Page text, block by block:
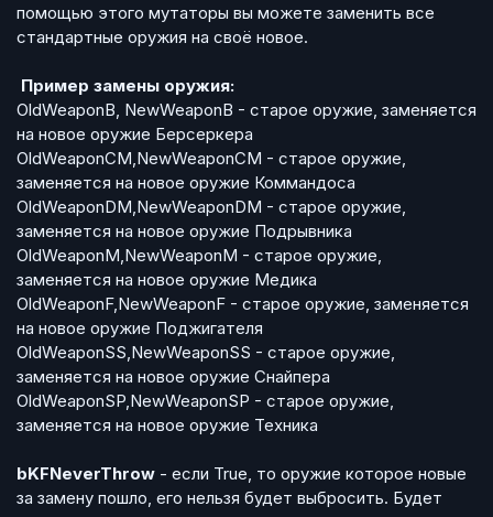
помощью этого мутаторы вы можете заменить все
стандартные оружия на своё новое.
Пример замены оружия:
OldWeaponB, NewWeaponB - старое оружие, заменяется
на новое оружие Берсеркера
OldWeaponCM,NewWeaponCM - старое оружие,
заменяется на новое оружие Коммандоса
OldWeaponDM,NewWeaponDM - старое оружие,
заменяется на новое оружие Подрывника
OldWeaponM,NewWeaponM - старое оружие,
заменяется на новое оружие Медика
OldWeaponF,NewWeaponF - старое оружие, заменяется
на новое оружие Поджигателя
OldWeaponSS,NewWeaponSS - старое оружие,
заменяется на новое оружие Снайпера
OldWeaponSP,NewWeaponSP - старое оружие,
заменяется на новое оружие Техника
bKFNeverThrow - если True, то оружие которое новые
за замену пошло, его нельзя будет выбросить. Будет